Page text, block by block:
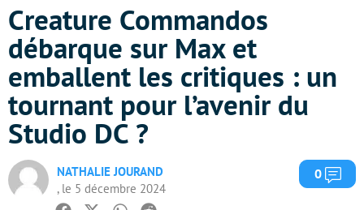
Creature Commandos
débarque sur Max et
emballent les critiques : un
tournant pour l’avenir du
Studio DC ?
NATHALIE JOURAND
, le 5 décembre 2024
0